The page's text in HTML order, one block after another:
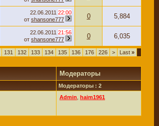
22.06.2011 22:00
от shansone777 0 5,884
22.06.2011 21:56
от shansone777 0 6,035
131 132 133 134 135 136 176 226 > Last »
Модераторы
Модераторы : 2
Admin haim1961